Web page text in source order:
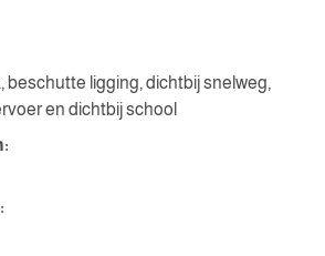
beschutte ligging, dichtbij snelweg,
en dichtbij school